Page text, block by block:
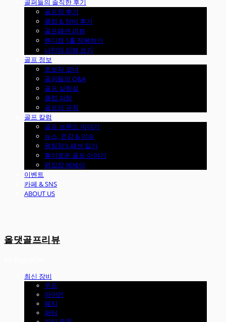
골퍼들의 솔직한 후기
골프장 후기
클럽 & 장비 후기
골프패션 리뷰
핸디캡 1홀 정복하기
나만의 리뷰 쓰기
골프 정보
초보자 코너
골퍼들의 Q&A
골프 실험실
클럽 피팅
골프의 규칙
골프 칼럼
골프 브랜드 이야기
뉴스, 건강 & 이슈
원팀장's 패션 일기
흥미로운 골프 이야기
편집장 에세이
이벤트
카페 & SNS
ABOUT US
올댓골프리뷰
최신 장비
우드
아이언
웨지
퍼터